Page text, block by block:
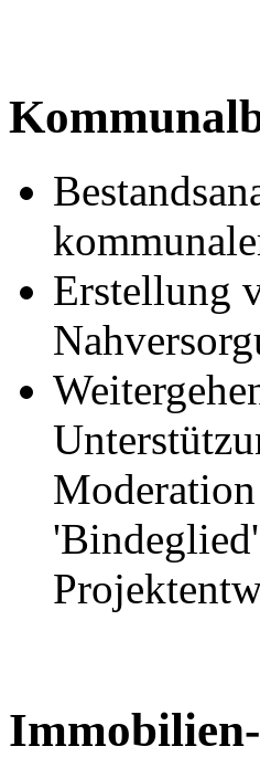
Erstellung